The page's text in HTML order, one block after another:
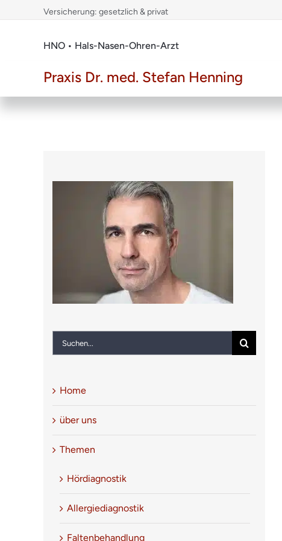
Versicherung: gesetzlich & privat
HNO • Hals-Nasen-Ohren-Arzt
Praxis Dr. med. Stefan Henning
Suche
nach:
Home
über uns
Themen
Hördiagnostik
Allergiediagnostik
Faltenbehandlung